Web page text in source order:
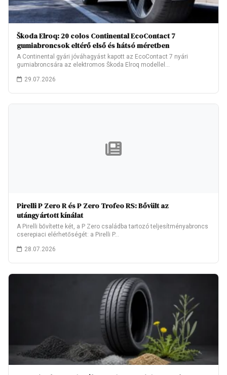
Škoda Elroq: 20 colos Continental EcoContact 7
gumiabroncsok eltérő első és hátsó méretben
A Continental gyári jóváhagyást kapott az EcoContact 7 nyári
gumiabroncsára az elektromos Škoda Elroq modellel…
29.07.2026
Pirelli P Zero R és P Zero Trofeo RS: Bővült az
utángyártott kínálat
A Pirelli bővítette két, a P Zero családba tartozó teljesítményabroncs
cserepiaci elérhetőségét: a Pirelli P…
28.07.2026